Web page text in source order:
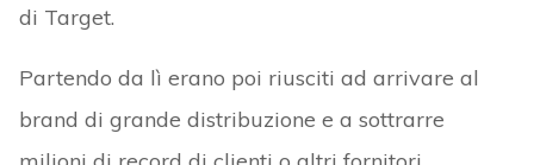
di Target.
Partendo da lì erano poi riusciti ad arrivare al
brand di grande distribuzione e a sottrarre